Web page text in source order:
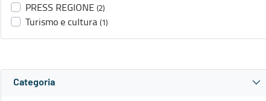
PRESS REGIONE (2)
Turismo e cultura (1)
Categoria